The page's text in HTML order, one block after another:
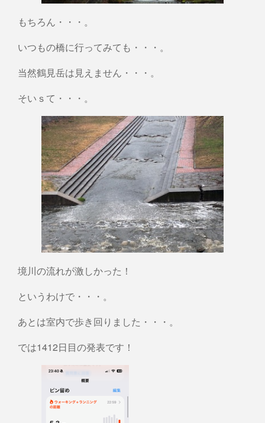
もちろん・・・。
いつもの橋に行ってみても・・・。
当然鶴見岳は見えません・・・。
そいｓて・・・。
境川の流れが激しかった！
というわけで・・・。
あとは室内で歩き回りました・・・。
では1412日目の発表です！